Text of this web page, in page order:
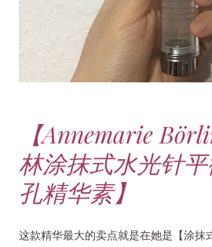
【Annemarie
林涂抹式水光针
孔精华素】
这款精华最大的卖点就是在她是【涂抹